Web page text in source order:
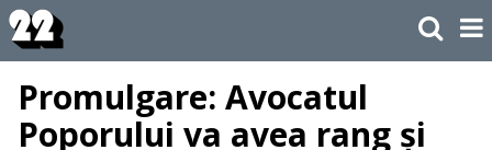
Promulgare: Avocatul
Poporului va avea rang și